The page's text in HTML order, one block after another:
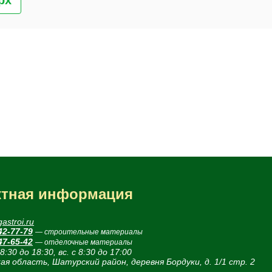
информация
77-79 — строительные материалы
65-42 — отделочные материалы
до 18:30, вс. с 8:30 до 17:00
область, Шатурский район, деревня Бордуки, д. 1/1 стр. 2